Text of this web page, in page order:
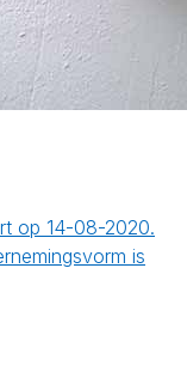
op 14-08-2020.
is